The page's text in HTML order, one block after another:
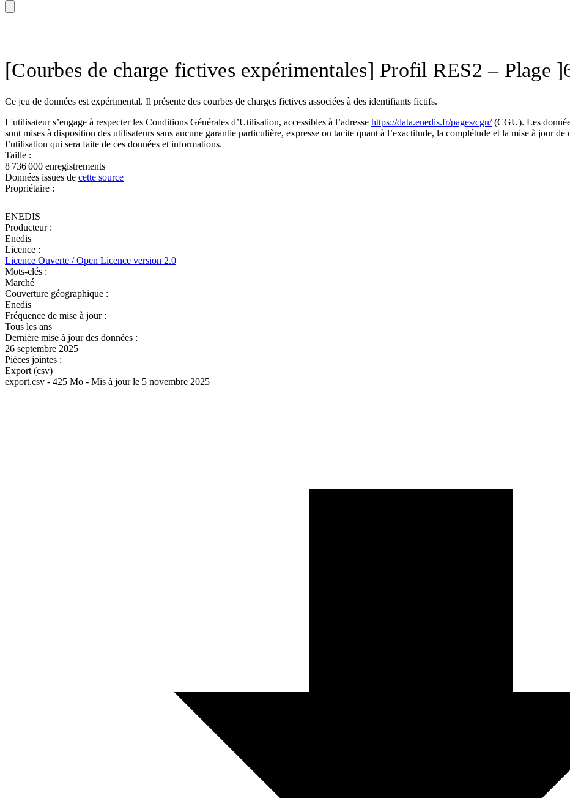
[Courbes de charge fictives expérimentales] Profil RES2 – Plage
Ce jeu de données est expérimental. Il présente des courbes de charges fictives associées à des identifiants fictifs.
L'utilisateur s’engage à respecter les Conditions Générales d’Utilisation, accessibles à l’adresse https://data.enedis.fr/pages/cgu/(CGU). Les
sont mises à disposition des utilisateurs sans aucune garantie particulière, expresse ou tacite quant à l’exactitude, la complétude et la mise à jour
l’utilisation qui sera faite de ces données et informations.
Taille :
8 736 000 enregistrements
Données issues de cette source
Propriétaire :
ENEDIS
Producteur :
Enedis
Licence :
Licence Ouverte / Open Licence version 2.0
Mots-clés :
Marché
Couverture géographique :
Enedis
Fréquence de mise à jour :
Tous les ans
Dernière mise à jour des données :
26 septembre 2025
Pièces jointes :
Export (csv)
export.csv - 425 Mo - Mis à jour le 5 novembre 2025